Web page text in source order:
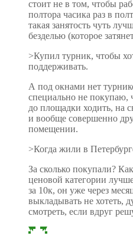
стоит не в том, чтобы
полтора часика раз в
такая занятость чуть
безделью (которое
>Купил турник, чтобы
поддерживать.
А под окнами нет
специально не покупаю,
до площадки ходить, на
и вообще совершенно
помещении.
>Когда жили в
За сколько покупали?
ценовой категории
за 10к, он уже через
выкладывать не хотеть,
смотреть, если вдруг